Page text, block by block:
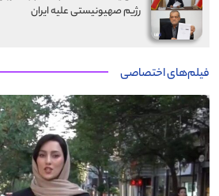
رژیم صهیونیستی علیه ایران
فیلم‌های اختصاصی